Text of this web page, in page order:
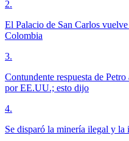
2.
El Palacio de San Carlos
Colombia
3.
Contundente respuesta de
por EE.UU.; esto dijo
4.
Se disparó la minería ilegal y la